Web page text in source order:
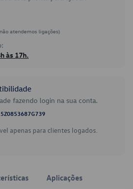
atendemos ligações)
às 17h.
fazendo login na sua conta.
5Z0853687G739
apenas para clientes logados.
Aplicações